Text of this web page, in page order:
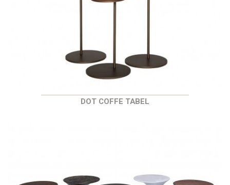
DOT COFFE TABEL